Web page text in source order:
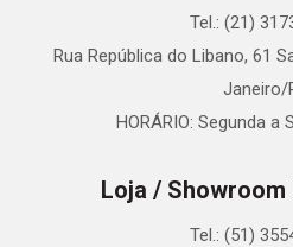
Tel.: (21)
Rua República do Libano, 61
Janeiro/
HORÁRIO: Segunda a
Loja /
Tel.: (51)